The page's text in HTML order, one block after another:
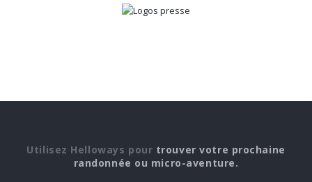
Utilisez Helloways pour trouver votre prochaine
randonnée ou micro-aventure.